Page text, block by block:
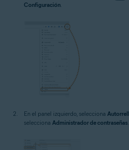
Configuración.
En el panel izquierdo, selecciona
selecciona Administrador de contraseñas.